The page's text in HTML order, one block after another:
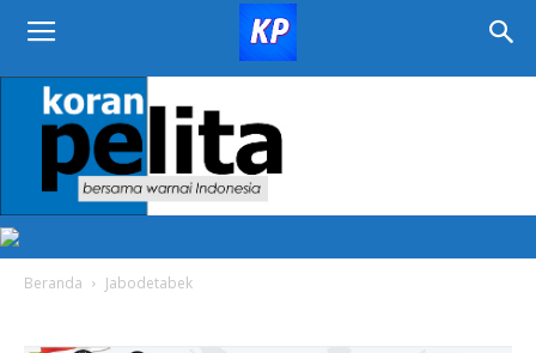
KORAN
PELITA
Beranda Jabodetabek